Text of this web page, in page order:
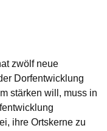
zwölf neue
Dorfentwicklung
stärken will, muss in
ihre Ortskerne zu